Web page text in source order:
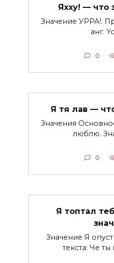
Яхху! — что
Значение УРРА!.
анг.
0
Я тя лав —
Значения
люблю.
0
Я топтал
Значение Я
текста: Че